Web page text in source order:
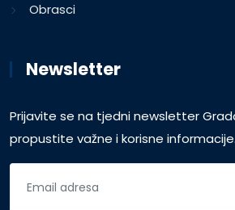
Obrasci
Newsletter
Prijavite se na tjedni newsletter
propustite važne i korisne informacije.